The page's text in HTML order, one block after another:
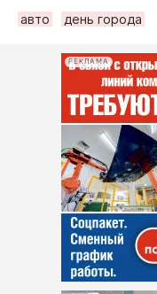
авто
день города
РЕКЛАМА